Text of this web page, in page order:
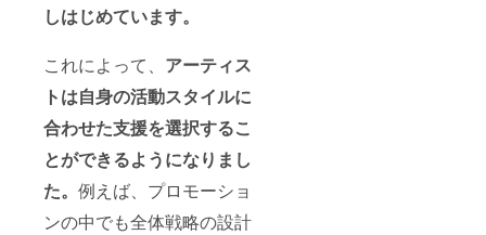
しはじめています。
これによって、 アーティス
トは自身の活動スタイルに
合わせた支援を選択するこ
とができるようになりまし
た。 例えば、プロモーショ
ンの中でも全体戦略の設計